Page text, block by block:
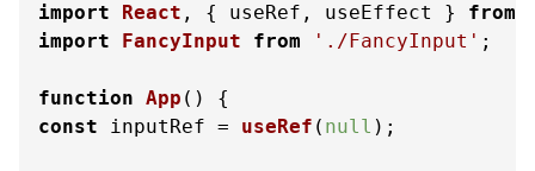
import React , { useRef, useEffect } from
import
FancyInput from './FancyInput' ;
function App (
const inputRef = useRef ( null );